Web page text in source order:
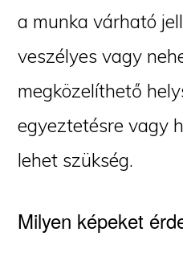
a munka várható
veszélyes vagy
megközelíthető
egyeztetésre vagy
lehet szükség.
Milyen képeket